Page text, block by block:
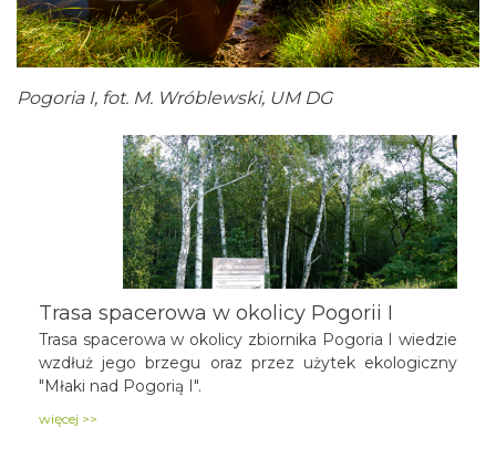
Pogoria I, fot. M. Wróblewski, UM DG
Trasa spacerowa w okolicy Pogorii I
Trasa spacerowa w okolicy zbiornika Pogoria I wiedzie
wzdłuż jego brzegu oraz przez użytek ekologiczny
"Młaki nad Pogorią I".
więcej >>